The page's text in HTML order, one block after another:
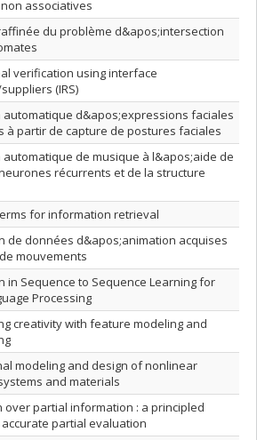
associatives
du problème d&apos;intersection
verification using interface
(IRS)
automatique d&apos;expressions faciales
à partir de capture de postures faciales
automatique de musique à l&apos;aide de
récurrents et de la structure
for information retrieval
de données d&apos;animation acquises
mouvements
in Sequence to Sequence Learning for
Processing
creativity with feature modeling and
modeling and design of nonlinear
and materials
over partial information : a principled
partial evaluation